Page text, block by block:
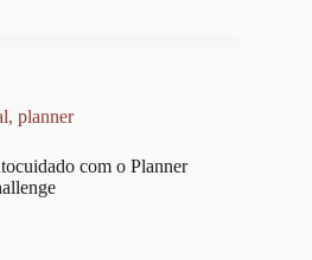
, planner
com o Planner